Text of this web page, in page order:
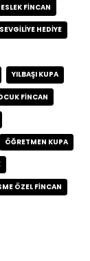
FINCAN
SEVGILIYE HEDIYE
YILBAŞI KUPA
FINCAN
ÖĞRETMEN KUPA
ÖZEL FINCAN